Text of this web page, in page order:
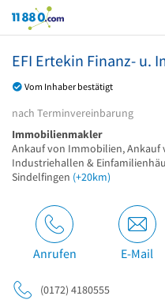
11880.com
EFI Ertekin Finanz- u.
Vom Inhaber bestätigt
nach Terminvereinbarung
Immobilienmakler
Ankauf von Immobilien, Ankauf
Industriehallen &
Sindelfingen (+20km)
Anrufen E-Mail
(0172) 4180555